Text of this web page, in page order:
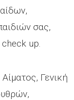
σας,
up.
Γενική